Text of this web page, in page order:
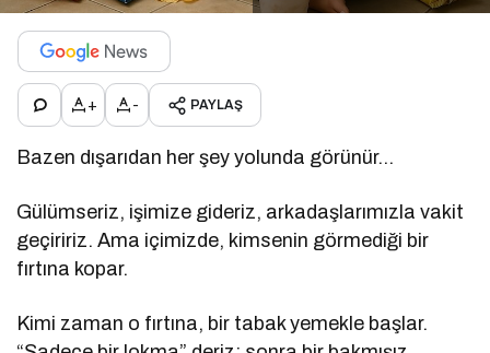
+ - PAYLAŞ
Bazen dışarıdan her şey yolunda görünür…
Gülümseriz, işimize gideriz, arkadaşlarımızla vakit
geçiririz. Ama içimizde, kimsenin görmediği bir
fırtına kopar.
Kimi zaman o fırtına, bir tabak yemekle başlar.